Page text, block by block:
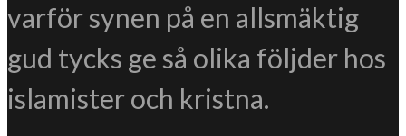
varför synen på en allsmäktig
gud tycks ge så olika följder hos
islamister och kristna.